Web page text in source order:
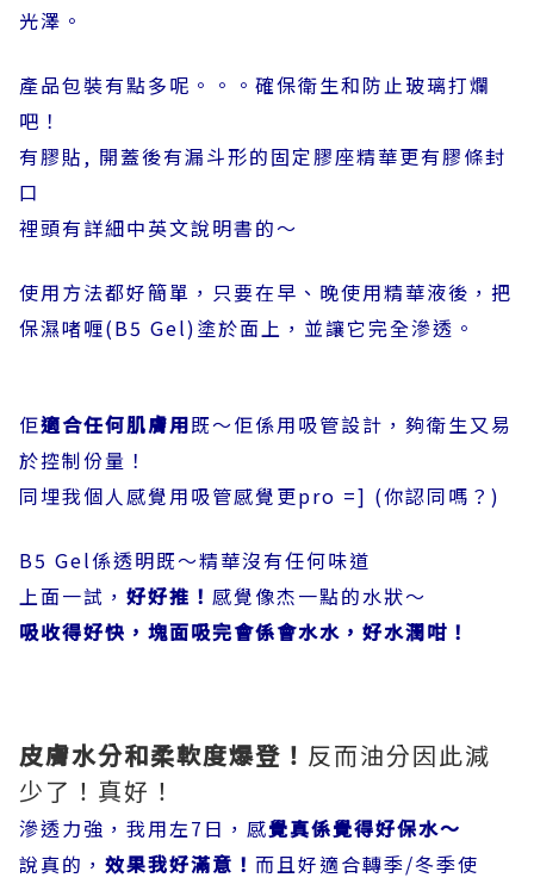
光澤。
產品包裝有點多呢。。。確保衛生和防止玻璃打爛
吧！
有膠貼, 開蓋後有漏斗形的固定膠座精華更有膠條封
口
裡頭有詳細中英文說明書的～
使用方法都好簡單，只要在早、晚使用精華液後，把
保濕啫喱(B5 Gel)塗於面上，並讓它完全滲透。
佢適合任何肌膚用既～佢係用吸管設計，夠衛生又易
於控制份量！
同埋我個人感覺用吸管感覺更pro =] (你認同嗎？)
B5 Gel係透明既～精華沒有任何味道
上面一試， 好好推！ 感覺像杰一點的水狀～
吸收得好快，塊面吸完會係會水水，好水潤咁！
皮膚水分和柔軟度爆登！ 反而油分因此減
少了！真好！
滲透力強，我用左7日，感覺真係覺得好保水～
說真的， 效果我好滿意！ 而且好適合轉季/冬季使